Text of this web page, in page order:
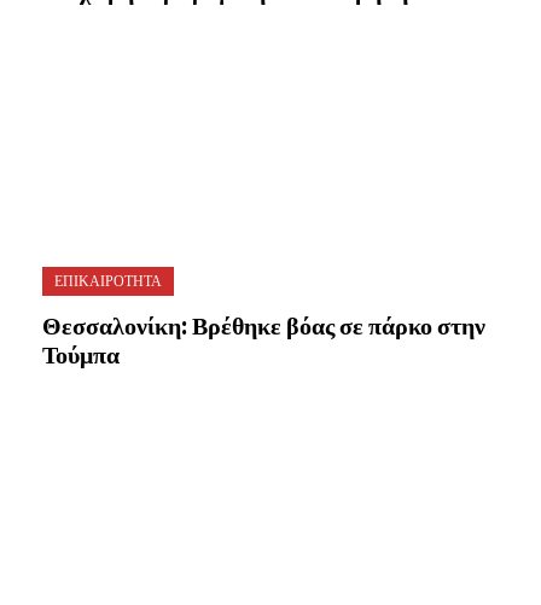
ΕΠΙΚΑΙΡΟΤΗΤΑ
Θεσσαλονίκη: Βρέθηκε βόας σε πάρκο στην
Τούμπα